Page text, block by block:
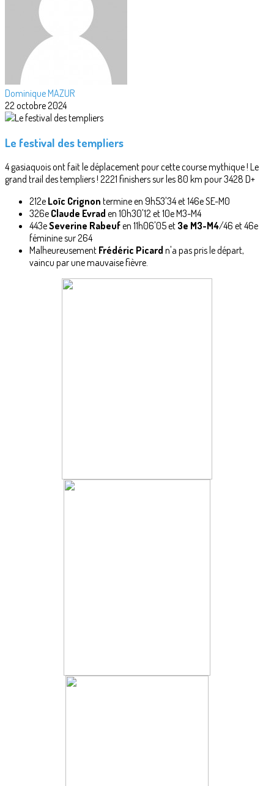
Dominique MAZUR
22 octobre 2024
Le festival des templiers
4 gasiaquois ont fait le déplacement pour cette course mythique ! Le
grand trail des templiers ! 2221 finishers sur les 80 km pour 3428 D+
212e Loïc Crignon termine en 9h53'34 et 146e SE-M0
326e Claude Evrad en 10h30'12 et 10e M3-M4
443eSeverine Rabeufen 11h06'05 et 3e M3-M4/46 et 46e
féminine sur 264
Malheureusement Frédéric Picard n'a pas pris le départ,
vaincu par une mauvaise fièvre.